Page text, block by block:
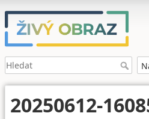
20250612-